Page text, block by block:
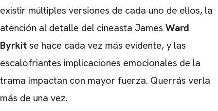
existir múltiples versiones de cada uno de ellos, la
atención al detalle del cineasta James Ward
Byrkitse hace cada vez más evidente, y las
escalofriantes implicaciones emocionales de la
trama impactan con mayor fuerza. Querrás verla
más de una vez.